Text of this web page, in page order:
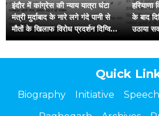
इंदौर में कांग्रेस की न्याय यात्रा घंटा
मंत्री मुर्दाबाद के नारे लगे गंदे पानी से
मौतों के खिलाफ विरोध प्रदर्शन दिग्विजय
सिंह बोले अब घर घर जाएंगे
हरियाणा
के बाद
उठाया
Quick
Biography Initiative